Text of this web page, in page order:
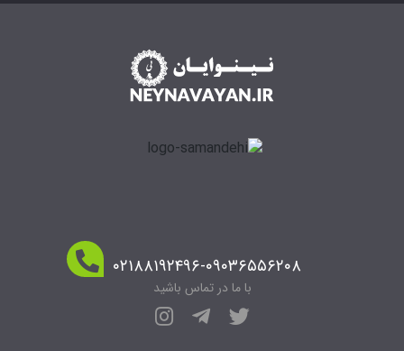
۰۲۱۸۸۱۹۲۴۹۶-۰۹۰۳۶۵۵۶۲۰۸
با ما در تماس باشید